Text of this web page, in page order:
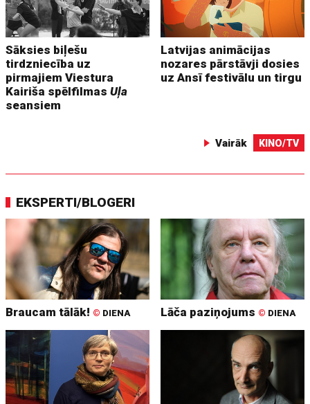
Sāksies biļešu
tirdzniecība uz
pirmajiem Viestura
Kairiša spēlfilmasUļa
seansiem
Latvijas animācijas
nozares pārstāvji dosies
uz Ansī festivālu un tirgu
Vairāk KINO/TV
EKSPERTI/BLOGERI
Braucam tālāk! © DIENA Lāča paziņojums © DIENA